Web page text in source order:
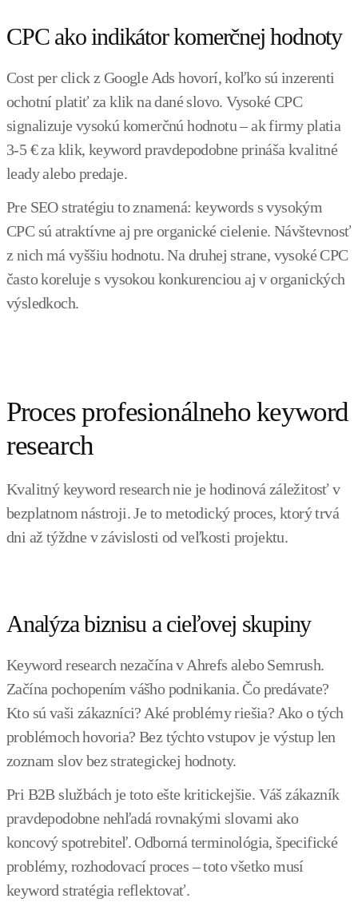
CPC ako indikátor komerčnej hodnoty
Cost per click z Google Ads hovorí, koľko sú inzerenti
ochotní platiť za klik na dané slovo. Vysoké CPC
signalizuje vysokú komerčnú hodnotu – ak firmy platia
3-5 € za klik, keyword pravdepodobne prináša kvalitné
leady alebo predaje.
Pre SEO stratégiu to znamená: keywords s vysokým
CPC sú atraktívne aj pre organické cielenie. Návštevnosť
z nich má vyššiu hodnotu. Na druhej strane, vysoké CPC
často koreluje s vysokou konkurenciou aj v organických
výsledkoch.
Proces profesionálneho keyword
research
Kvalitný keyword research nie je hodinová záležitosť v
bezplatnom nástroji. Je to metodický proces, ktorý trvá
dni až týždne v závislosti od veľkosti projektu.
Analýza biznisu a cieľovej skupiny
Keyword research nezačína v Ahrefs alebo Semrush.
Začína pochopením vášho podnikania. Čo predávate?
Kto sú vaši zákazníci? Aké problémy riešia? Ako o tých
problémoch hovoria? Bez týchto vstupov je výstup len
zoznam slov bez strategickej hodnoty.
Pri B2B službách je toto ešte kritickejšie. Váš zákazník
pravdepodobne nehľadá rovnakými slovami ako
koncový spotrebiteľ. Odborná terminológia, špecifické
problémy, rozhodovací proces – toto všetko musí
keyword stratégia reflektovať.